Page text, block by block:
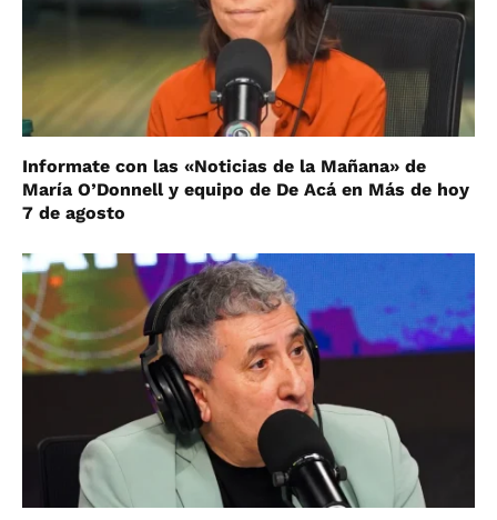
Informate con las «Noticias de la Mañana» de
María O’Donnell y equipo de De Acá en Más de hoy
7 de agosto